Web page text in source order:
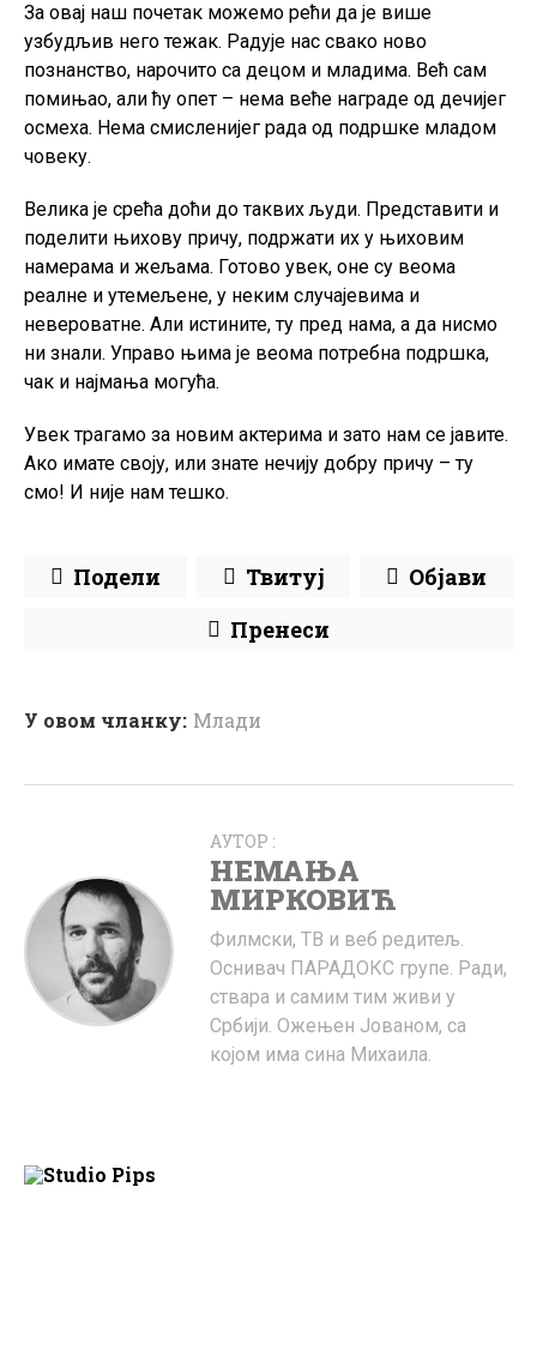
За овај наш почетак можемо рећи да је више
узбудљив него тежак. Радује нас свако ново
познанство, нарочито са децом и младима. Већ сам
помињао, али ћу опет – нема веће награде од дечијег
осмеха. Нема смисленијег рада од подршке младом
човеку.
Велика је срећа доћи до таквих људи. Представити и
поделити њихову причу, подржати их у њиховим
намерама и жељама. Готово увек, оне су веома
реалне и утемељене, у неким случајевима и
невероватне. Али истините, ту пред нама, а да нисмо
ни знали. Управо њима је веома потребна подршка,
чак и најмања могућа.
Увек трагамо за новим актерима и зато нам се јавите.
Ако имате своју, или знате нечију добру причу – ту
смо! И није нам тешко.
Подели Твитуј
Објави
Пренеси
У овом чланку: Млади
АУТОР :
НЕМАЊА
МИРКОВИЋ
Филмски, ТВ и веб редитељ.
Оснивач ПАРАДОКС групе. Ради,
ствара и самим тим живи у
Србији. Ожењен Јованом, са
којом има сина Михаила.